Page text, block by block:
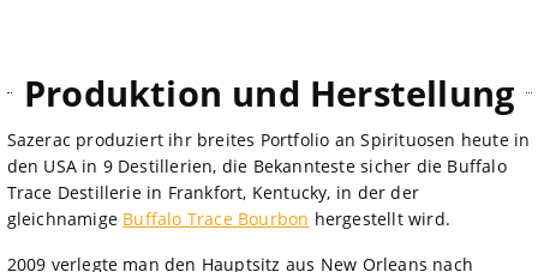
Produktion und Herstellung
Sazerac produziert ihr breites Portfolio an Spirituosen heute in
den USA in 9 Destillerien, die Bekannteste sicher die Buffalo
Trace Destillerie in Frankfort, Kentucky, in der der
gleichnamige Buffalo Trace Bourbon hergestellt wird.
2009 verlegte man den Hauptsitz aus New Orleans nach